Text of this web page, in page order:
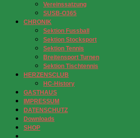
Vereinssatzung
SUSB-O365
CHRONIK
Sektion Fussball
Sektion Stocksport
Sektion Tennis
Breitensport Turnen
Sektion Tischtennis
HERZENSCLUB
HC-History
GASTHAUS
IMPRESSUM
DATENSCHUTZ
Downloads
SHOP